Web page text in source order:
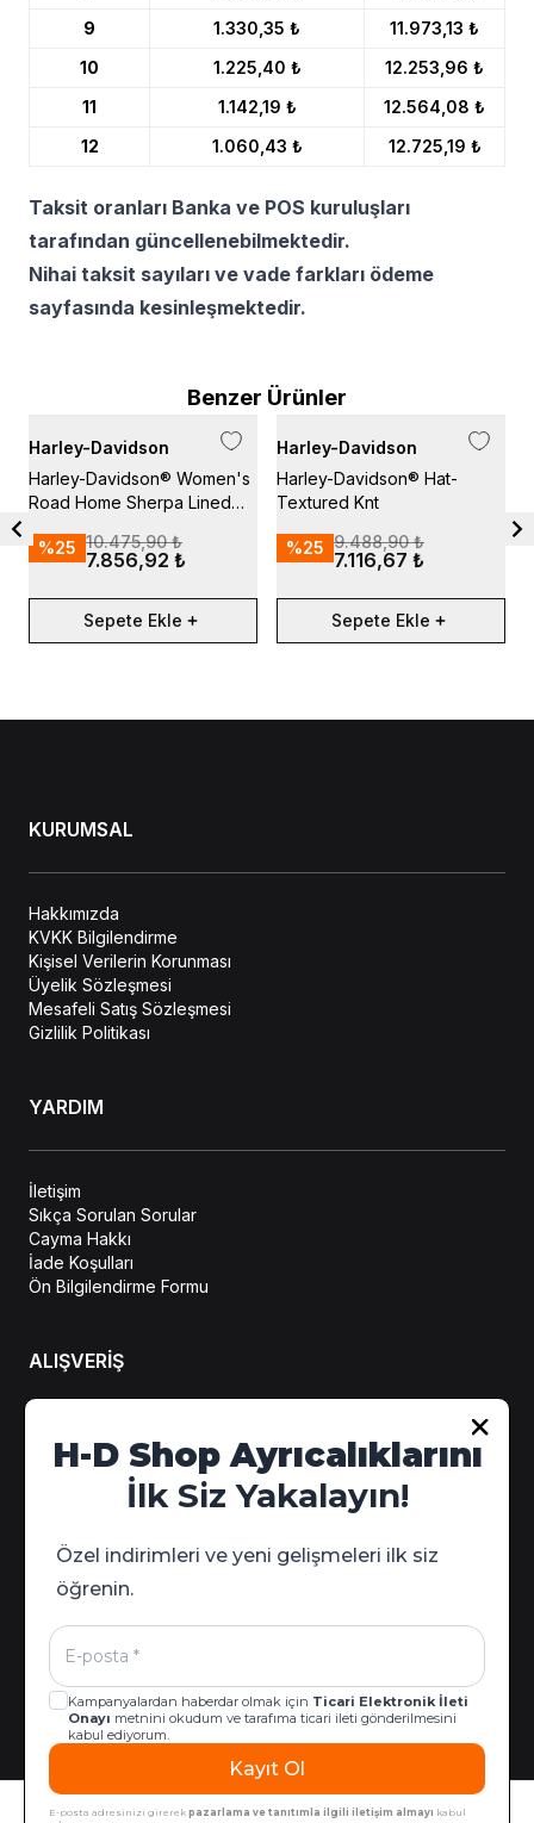
Sepete Ekle
9
1.330,35 ₺
11.973,13 ₺
10
1.225,40 ₺
12.253,96 ₺
11
1.142,19 ₺
12.564,08 ₺
12
1.060,43 ₺ 12.725,19 ₺
Taksit oranları Banka ve POS kuruluşları
tarafından güncellenebilmektedir.
Nihai taksit sayıları ve vade farkları ödeme
sayfasında kesinleşmektedir.
Benzer Ürünler
Harley-Davidson
Harley-Davidson® Women's
Road Home Sherpa Lined
%25 10.475,90 ₺
7.856,92 ₺
Sepete Ekle
Harley-Davidson
Harley-Davidson® Hat-
Textured Knt
%25 9.488,90 ₺
7.116,67 ₺
Sepete Ekle
KURUMSAL
Hakkımızda
KVKK Bilgilendirme
Kişisel Verilerin Korunması
Üyelik Sözleşmesi
Mesafeli Satış Sözleşmesi
Gizlilik Politikası
YARDIM
İletişim
Sıkça Sorulan Sorular
Cayma Hakkı
İade Koşulları
Ön Bilgilendirme Formu
ALIŞVERİŞ
Hesabım
Sipariş Takip
Kampanya Detayları
© 2026 Harley-Davidson West & İzmir | Tüm Hakları Saklıdır |
ikas E-Ticaret Altyapısıyla Hazırlanmıştır.
H-D Shop Ayrıcalıklarını
İlk Siz Yakalayın!
Özel indirimleri ve yeni gelişmeleri ilk siz
öğrenin.
Kampanyalardan haberdar olmak için Ticari Elektronik İleti
Onayı metnini okudum ve tarafıma ticari ileti gönderilmesini
kabul ediyorum.
Kayıt Ol
E-posta adresinizi girerek pazarlama ve tanıtımla ilgili iletişim almayı kabul